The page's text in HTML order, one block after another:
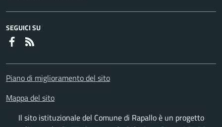
SEGUICI SU
Faceboook
Piano di miglioramento del sito
Mappa del sito
Il sito istituzionale del Comune di Rapallo è un progetto